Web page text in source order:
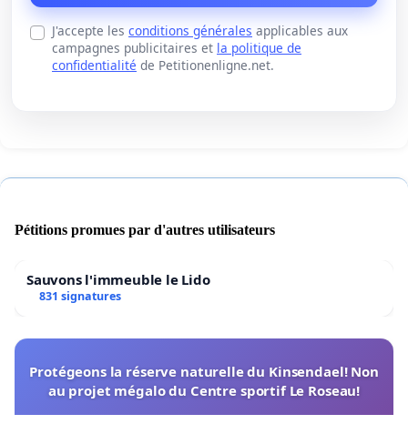
J'accepte les conditions générales applicables aux
campagnes publicitaires et la politique de
confidentialité de Petitionenligne.net.
Pétitions promues par d'autres utilisateurs
Sauvons l'immeuble le Lido
831 signatures
Protégeons la réserve naturelle du Kinsendael! Non
au projet mégalo du Centre sportif Le Roseau!